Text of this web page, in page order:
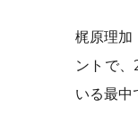
梶原理加
ントで
いる最中